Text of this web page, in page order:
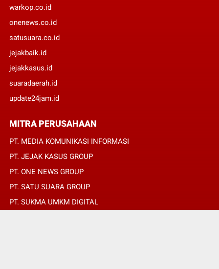
warkop.co.id
onenews.co.id
satusuara.co.id
jejakbaik.id
jejakkasus.id
suaradaerah.id
update24jam.id
MITRA PERUSAHAAN
PT. MEDIA KOMUNIKASI INFORMASI
PT. JEJAK KASUS GROUP
PT. ONE NEWS GROUP
PT. SATU SUARA GROUP
PT. SUKMA UMKM DIGITAL